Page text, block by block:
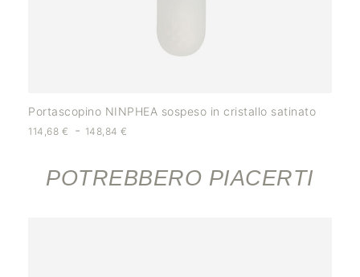
Portascopino NINPHEA sospeso in cristallo satinato
114,68 € - 148,84€
POTREBBERO PIACERTI